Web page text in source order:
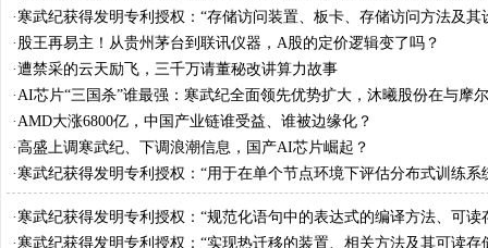
现6连板
· 寒武纪获得发明专利授权：“存储访问装置、板卡、存储访问方法及其
· 股王再易主！从贵州茅台到联讯仪器，A股的定价逻辑变了吗？
·遭禁采的云天励飞，三千万请董秘改讲算力故事
· AI芯片“三国杀”谁最强：寒武纪全面领先优势扩大，沐曦股份在与摩
争中开始落后？
· AMD大涨6800亿，中国产业链谁受益、谁被边缘化？
·高盛上调寒武纪、下调浪潮信息，国产AI芯片崛起？
· 寒武纪获得发明专利授权：“用于在单个节点环境下评估分布式训练系
的方法和产品”
· 寒武纪获得发明专利授权：“规范化语句中的表达式的编译方法、可读
及编译器”
· 寒武纪获得发明专利授权：“实现热迁移的装置、相关方法及其可读存